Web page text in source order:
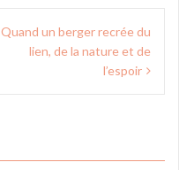
Quand un berger recrée du
lien, de la nature et de
l’espoir